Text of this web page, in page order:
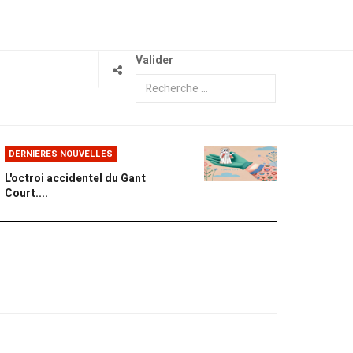
Valider
DERNIERES NOUVELLES
L'octroi accidentel du Gant
Court....